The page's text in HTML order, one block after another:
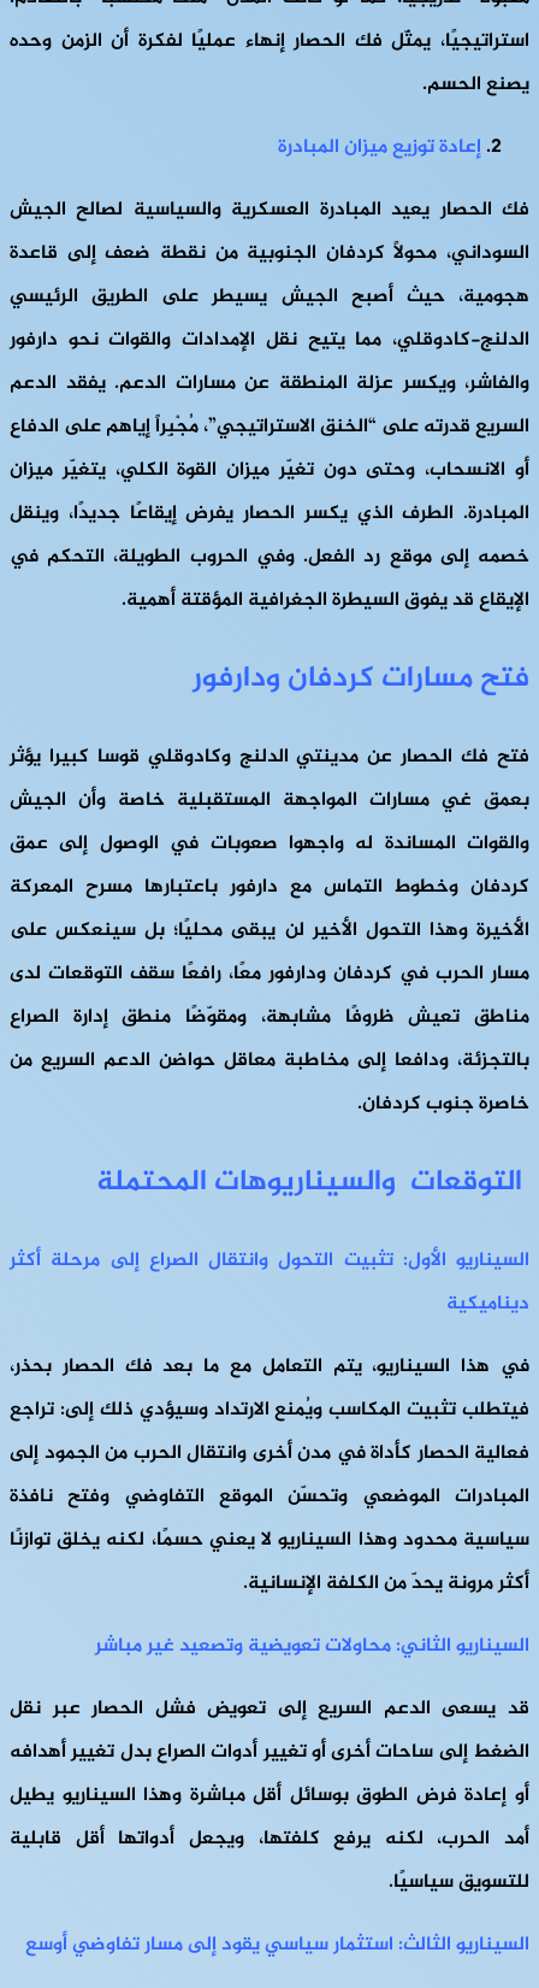
استراتيجيًا، يمثّل فك الحصار إنهاء عمليًا لفكرة أن الزمن وحده
يصنع الحسم.
إعادة توزيع ميزان المبادرة
فك الحصار يعيد المبادرة العسكرية والسياسية لصالح الجيش
السوداني، محولاً كردفان الجنوبية من نقطة ضعف إلى قاعدة
هجومية، حيث أصبح الجيش يسيطر على الطريق الرئيسي
الدلنج-كادوقلي، مما يتيح نقل الإمدادات والقوات نحو دارفور
والفاشر، ويكسر عزلة المنطقة عن مسارات الدعم. يفقد الدعم
السريع قدرته على “الخنق الاستراتيجي”، مُجْبِراً إياهم على الدفاع
أو الانسحاب، وحتى دون تغيّر ميزان القوة الكلي، يتغيّر ميزان
المبادرة. الطرف الذي يكسر الحصار يفرض إيقاعًا جديدًا، وينقل
خصمه إلى موقع رد الفعل. وفي الحروب الطويلة، التحكم في
الإيقاع قد يفوق السيطرة الجغرافية المؤقتة أهمية.
فتح مسارات كردفان ودارفور
فتح فك الحصار عن مدينتي الدلنج وكادوقلي قوسا كبيرا يؤثر
بعمق غي مسارات المواجهة المستقبلية خاصة وأن الجيش
والقوات المساندة له واجهوا صعوبات في الوصول إلى عمق
كردفان وخطوط التماس مع دارفور باعتبارها مسرح المعركة
الأخيرة وهذا التحول الأخير لن يبقى محليًا؛ بل سينعكس على
مسار الحرب في كردفان ودارفور معًا، رافعًا سقف التوقعات لدى
مناطق تعيش ظروفًا مشابهة، ومقوّضًا منطق إدارة الصراع
بالتجزئة، ودافعا إلى مخاطبة معاقل حواضن الدعم السريع من
خاصرة جنوب كردفان.
التوقعات والسيناريوهات المحتملة
السيناريو الأول: تثبيت التحول وانتقال الصراع إلى مرحلة أكثر
ديناميكية
في هذا السيناريو، يتم التعامل مع ما بعد فك الحصار بحذر،
فيتطلب تثبيت المكاسب ويُمنع الارتداد وسيؤدي ذلك إلى: تراجع
فعالية الحصار كأداة في مدن أخرى وانتقال الحرب من الجمود إلى
المبادرات الموضعي وتحسّن الموقع التفاوضي وفتح نافذة
سياسية محدود وهذا السيناريو لا يعني حسمًا، لكنه يخلقتوازنًا
أكثر مرونةيحدّ من الكلفة الإنسانية.
السيناريو الثاني: محاولات تعويضية وتصعيد غير مباشر
قد يسعى الدعم السريع إلى تعويض فشل الحصار عبر نقل
الضغط إلى ساحات أخرى أو تغيير أدوات الصراع بدل تغيير أهدافه
أو إعادة فرض الطوق بوسائل أقل مباشرة وهذا السيناريو يطيل
أمد الحرب، لكنه يرفع كلفتها، ويجعل أدواتها أقل قابلية
للتسويق سياسيًا.
السيناريو الثالث: استثمار سياسي يقود إلى مسار تفاوضي أوسع